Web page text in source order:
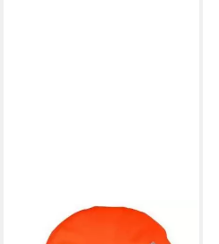
SECUMAR
Schwimmweste